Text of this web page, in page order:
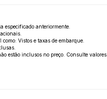
especificado anteriormente.
Vistos e taxas de embarque.
estão inclusos no preço. Consulte valores.